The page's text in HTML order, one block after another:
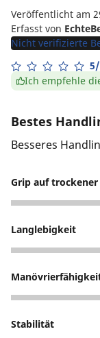
Veröffentlicht am
Erfasst von
Nicht verifizierte
Ich empfehle
Bestes
Besseres
Grip auf
5
Langlebigkeit
5
5
Stabilität